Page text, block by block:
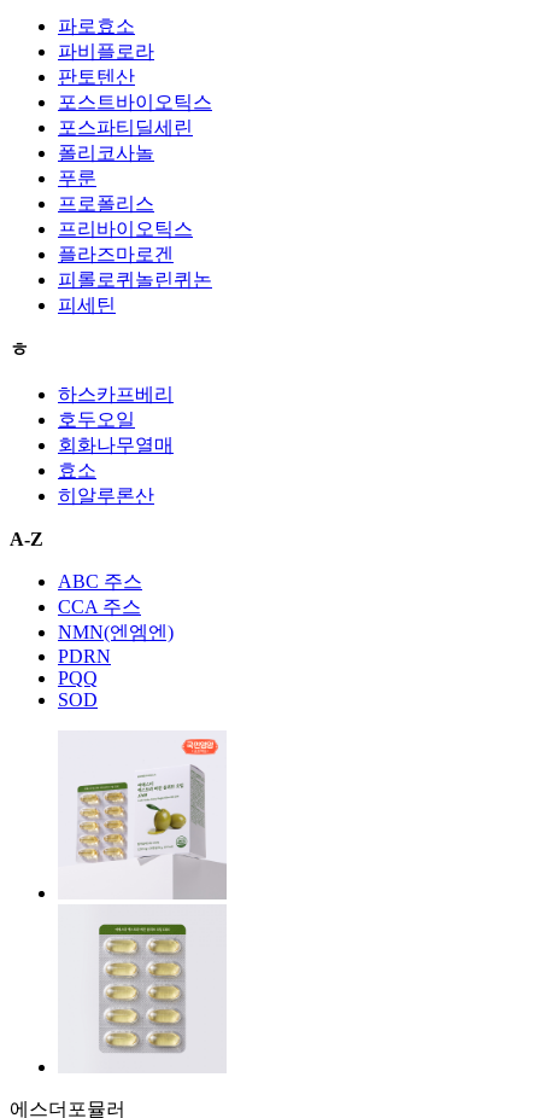
파로효소
파비플로라
판토텐산
포스트바이오틱스
포스파티딜세린
폴리코사놀
푸룬
프로폴리스
프리바이오틱스
플라즈마로겐
피롤로퀴놀린퀴논
피세틴
ㅎ
하스카프베리
호두오일
회화나무열매
효소
히알루론산
A-Z
ABC 주스
CCA 주스
NMN(엔엠엔)
PDRN
PQQ
SOD
에스더포뮬러